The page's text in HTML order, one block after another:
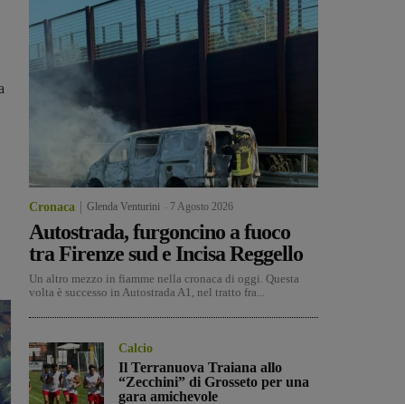
Cronaca Glenda Venturini 7 Agosto 2026
Autostrada, furgoncino a fuoco
tra Firenze sud e Incisa Reggello
Un altro mezzo in fiamme nella cronaca di oggi. Questa
volta è successo in Autostrada A1, nel tratto fra...
Calcio
Il Terranuova Traiana allo
“Zecchini” di Grosseto per una
gara amichevole